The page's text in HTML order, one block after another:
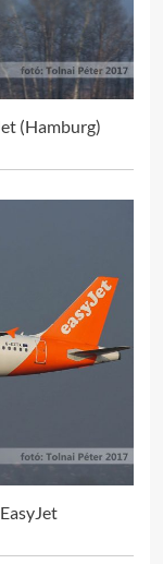
(Hamburg)